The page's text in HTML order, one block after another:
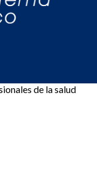
de la salud